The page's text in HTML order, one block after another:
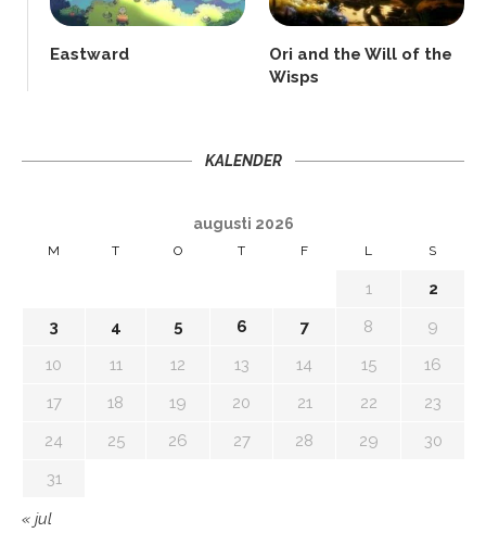
Eastward
Ori and the Will of the
Wisps
KALENDER
augusti 2026
M T O T F L S
1
2
3
4 5 6 7 8
9
10
11 12 13 14 15
16
17
18 19 20 21 22
23
24
25 26 27 28 29
30
31
« jul